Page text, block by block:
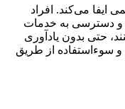
ایفا می‌کند. افراد
و دسترسی به خدمات
حتی بدون یادآوری
سوءاستفاده از طریق